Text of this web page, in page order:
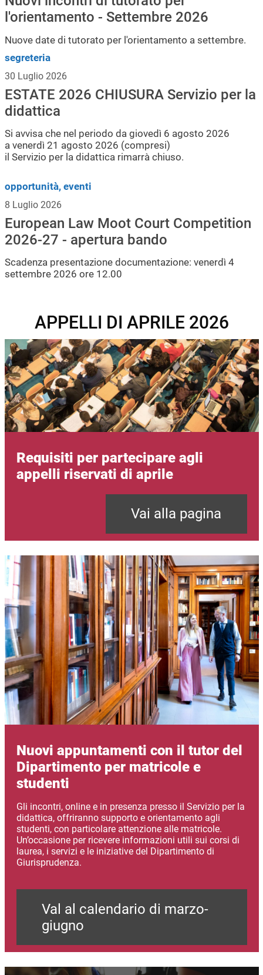
l'orientamento - Settembre 2026
Nuove date di tutorato per l'orientamento a settembre.
segreteria
30 Luglio 2026
ESTATE 2026 CHIUSURA Servizio per la
didattica
Si avvisa che nel periodo da giovedì 6 agosto 2026
a venerdì 21 agosto 2026 (compresi)
il Servizio per la didattica rimarrà chiuso.
opportunità, eventi
8 Luglio 2026
European Law Moot Court Competition
2026-27 - apertura bando
Scadenza presentazione documentazione: venerdì 4
settembre 2026 ore 12.00
APPELLI DI APRILE 2026
Immagine
Requisiti per partecipare agli
appelli riservati di aprile
Vai alla pagina
Immagine
Nuovi appuntamenti con il tutor del
Dipartimento per matricole e
studenti
Gli incontri, online e in presenza presso il Servizio per la
didattica, offriranno supporto e orientamento agli
studenti, con particolare attenzione alle matricole.
Un’occasione per ricevere informazioni utili sui corsi di
laurea, i servizi e le iniziative del Dipartimento di
Giurisprudenza.
Val al calendario di marzo-
giugno